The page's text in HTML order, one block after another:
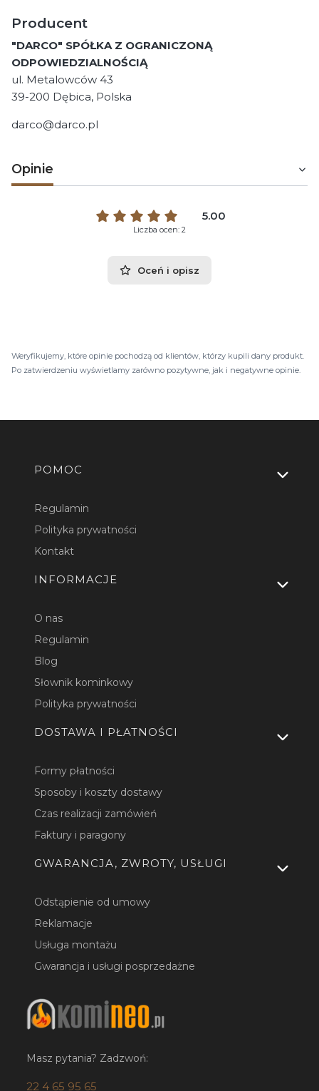
Producent
"DARCO" SPÓŁKA Z OGRANICZONĄ
ODPOWIEDZIALNOŚCIĄ
ul. Metalowców 43
39-200 Dębica, Polska
darco@darco.pl
Opinie
5.00
Liczba ocen: 2
Oceń i opisz
Weryfikujemy, które opinie pochodzą od klientów, którzy kupili dany produkt.
Po zatwierdzeniu wyświetlamy zarówno pozytywne, jak i negatywne opinie.
Linki w stopce
POMOC
Regulamin
Polityka prywatności
Kontakt
INFORMACJE
O nas
Regulamin
Blog
Słownik kominkowy
Polityka prywatności
DOSTAWA I PŁATNOŚCI
Formy płatności
Sposoby i koszty dostawy
Czas realizacji zamówień
Faktury i paragony
GWARANCJA, ZWROTY, USŁUGI
Odstąpienie od umowy
Reklamacje
Usługa montażu
Gwarancja i usługi posprzedażne
Masz pytania? Zadzwoń:
22 4 65 95 65